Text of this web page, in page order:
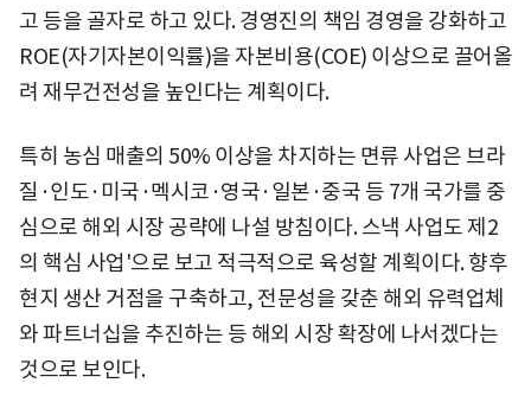
고 등을 골자로 하고 있다. 경영진의 책임 경영을 강화하고
ROE(자기자본이익률)을 자본비용(COE) 이상으로 끌어올
려 재무건전성을 높인다는 계획이다.
특히 농심 매출의 50% 이상을 차지하는 면류 사업은 브라
질·인도·미국·멕시코·영국·일본·중국 등 7개 국가를 중
심으로 해외 시장 공략에 나설 방침이다. 스낵 사업도 제2
의 핵심 사업'으로 보고 적극적으로 육성할 계획이다. 향후
현지 생산 거점을 구축하고, 전문성을 갖춘 해외 유력업체
와 파트너십을 추진하는 등 해외 시장 확장에 나서겠다는
것으로 보인다.